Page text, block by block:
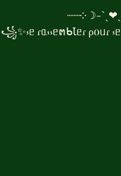
꧁✨⳽ᥱ ɾᥲ⳽⳽ᥱຕᑲꙆᥱɾ ρoᥙɾ